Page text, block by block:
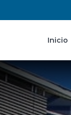
Inicio